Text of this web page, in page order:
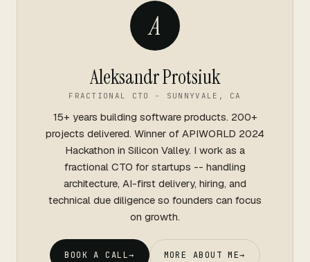
A
Aleksandr Protsiuk
FRACTIONAL CTO - SUNNYVALE, CA
15+ years building software products. 200+
projects delivered. Winner of APIWORLD 2024
Hackathon in Silicon Valley. I work as a
fractional CTO for startups -- handling
architecture, AI-first delivery, hiring, and
technical due diligence so founders can focus
on growth.
BOOK A CALL→ MORE ABOUT ME→